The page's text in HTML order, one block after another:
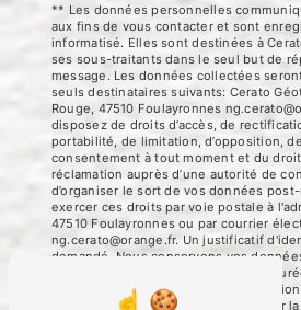
** Les données personnelles
aux fins de vous contacter et sont
informatisé. Elles sont destinées à
ses sous-traitants dans le seul but de
message. Les données collectées
seuls destinataires suivants: Cerato
Rouge, 47510 Foulayronnes
disposez de droits d’accès, de
portabilité, de limitation, d’opposition,
consentement à tout moment et du
réclamation auprès d’une autorité de
d’organiser le sort de vos données
exercer ces droits par voie postale à
47510 Foulayronnes ou par courrier
ng.cerato@orange.fr. Un justificatif
demandé. Nous conservons vos
de prise de contact puis pendant la
légale aux fins probatoires et de
Vous avez le droit de vous inscrire sur